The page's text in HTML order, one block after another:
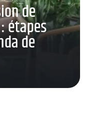
de
étapes
de